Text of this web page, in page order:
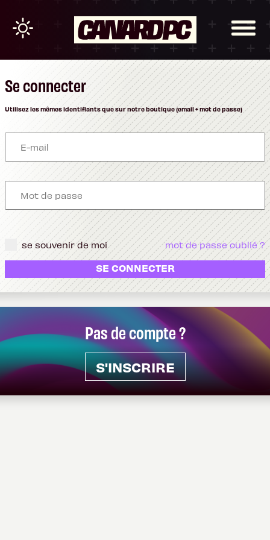
Pas de compte ?
S'INSCRIRE
Se connecter
Utilisez les mêmes identifiants que sur notre boutique (email + mot de passe)
se souvenir de moi mot de passe oublié ?
SE CONNECTER